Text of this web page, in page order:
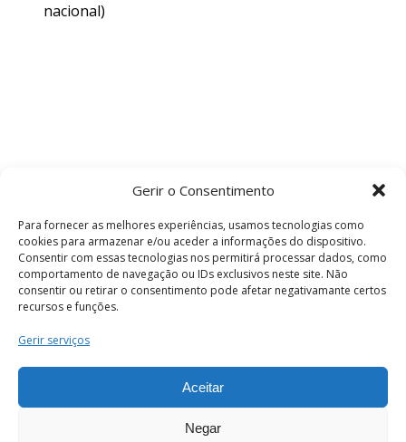
Gerir o Consentimento
Para fornecer as melhores experiências, usamos tecnologias como
cookies para armazenar e/ou aceder a informações do dispositivo.
Consentir com essas tecnologias nos permitirá processar dados, como
comportamento de navegação ou IDs exclusivos neste site. Não
consentir ou retirar o consentimento pode afetar negativamante certos
recursos e funções.
Gerir serviços
Aceitar
Negar
nacional)
Termos e Condições
os direitos reservados.